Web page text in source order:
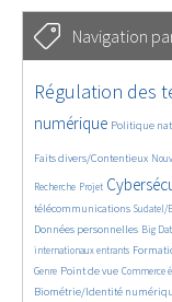
Navigation
4637/5597
Régulation des
362/5597
3748/5597
numérique
1865/5597 Politique
5169/5597
682/5597
2455/5597
1608/5597
Faits divers/Contentieux
Recherche
247/5597Projet
3553/5597
2309/5597
1613/5597
télécommunications
299/5597 Sudatel/
1015/5597
1517/5597
1138/5597
1664/5597
Données personnelles
146/5597 Big
622/5597
366/5597
735/5597
internationaux entrants
1753/5597
94/5597
2623/5597
1109/5597
175/5597
647/5597
Genre
1853/5597Point de vue
1052/5597 Commerce
1578/5597
337/5597
131/5597
210/5597
1231/5597
Biométrie/Identité
365/5597
349/5597
372/5597
1875/5597